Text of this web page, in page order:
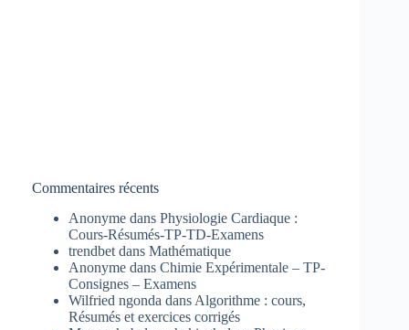
Commentaires récents
Anonyme dans Physiologie Cardiaque :
Cours-Résumés-TP-TD-Examens
trendbet dans Mathématique
Anonyme dans Chimie Expérimentale – TP-
Consignes – Examens
Wilfried ngonda dans Algorithme : cours,
Résumés et exercices corrigés